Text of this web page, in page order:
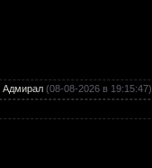
Адмирал (08-08-2026 в 19:15:47)